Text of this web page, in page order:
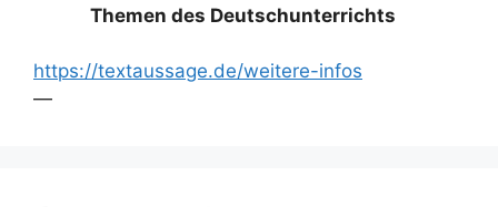
Themen des Deutschunterrichts
https://textaussage.de/weitere-infos
—